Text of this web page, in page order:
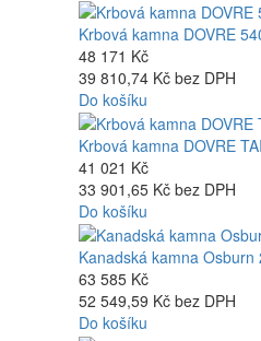
Krbová kamna DOVRE
48 171 Kč
39 810,74 Kč bez DPH
Do košíku
Krbová kamna DOVRE
41 021 Kč
33 901,65 Kč bez DPH
Do košíku
Kanadská kamna Osburn
63 585 Kč
52 549,59 Kč bez DPH
Do košíku